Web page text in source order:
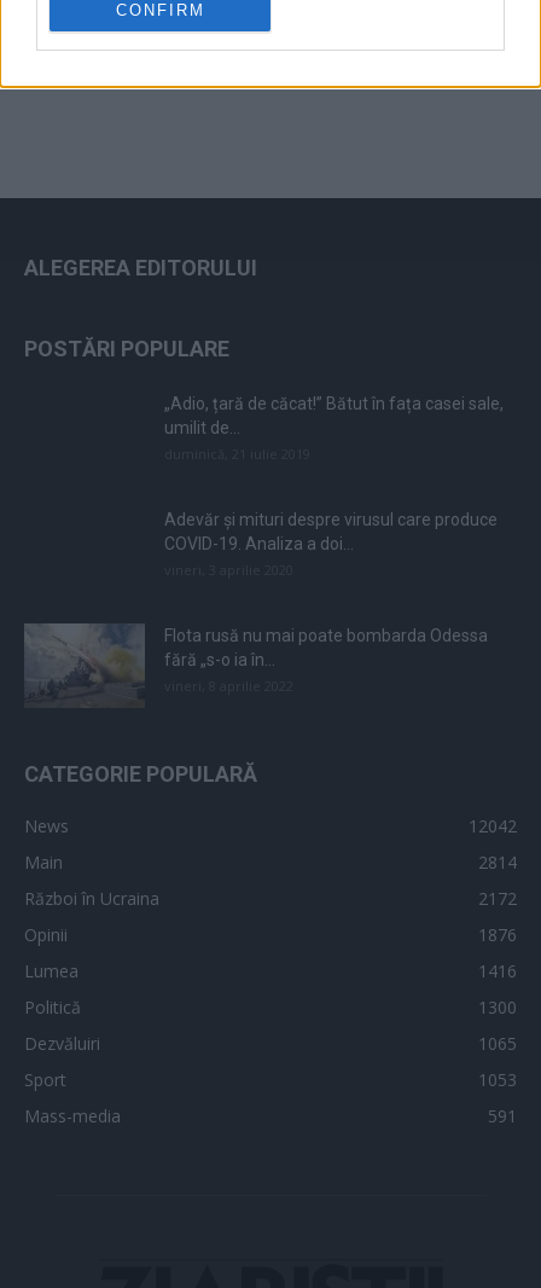
CONFIRM
ad
ALEGEREA EDITORULUI
POSTĂRI POPULARE
„Adio, țară de căcat!” Bătut în fața casei sale,
umilit de...
Adevăr și mituri despre virusul care produce
COVID-19. Analiza a doi...
Flota rusă nu mai poate bombarda Odessa
fără „s-o ia în...
CATEGORIE POPULARĂ
News
12042
Main
2814
Război în Ucraina
2172
Opinii
1876
Lumea
1416
Politică
1300
Dezvăluiri
1065
Sport
1053
Mass-media
591